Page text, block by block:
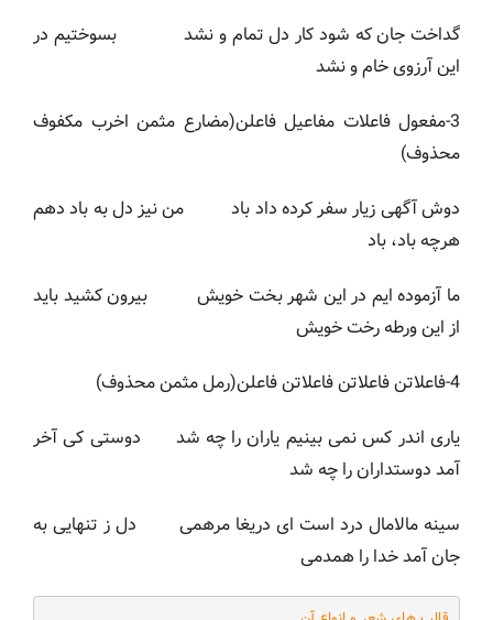
گداخت جان که شود کار دل تمام و نشد بسوختیم در
این آرزوی خام و نشد
3-مفعول فاعلات مفاعیل فاعلن(مضارع مثمن اخرب مکفوف
محذوف)
دوش آگهی زیار سفر کرده داد باد من نیز دل به باد دهم
هرچه باد، باد
ما آزموده ایم در این شهر بخت خویش بیرون کشید باید
از این ورطه رخت خویش
4-فاعلاتن فاعلاتن فاعلاتن فاعلن(رمل مثمن محذوف)
یاری اندر کس نمی بینیم یاران را چه شد دوستی کی آخر
آمد دوستداران را چه شد
سینه مالامال درد است ای دریغا مرهمی دل ز تنهایی به
جان آمد خدا را همدمی